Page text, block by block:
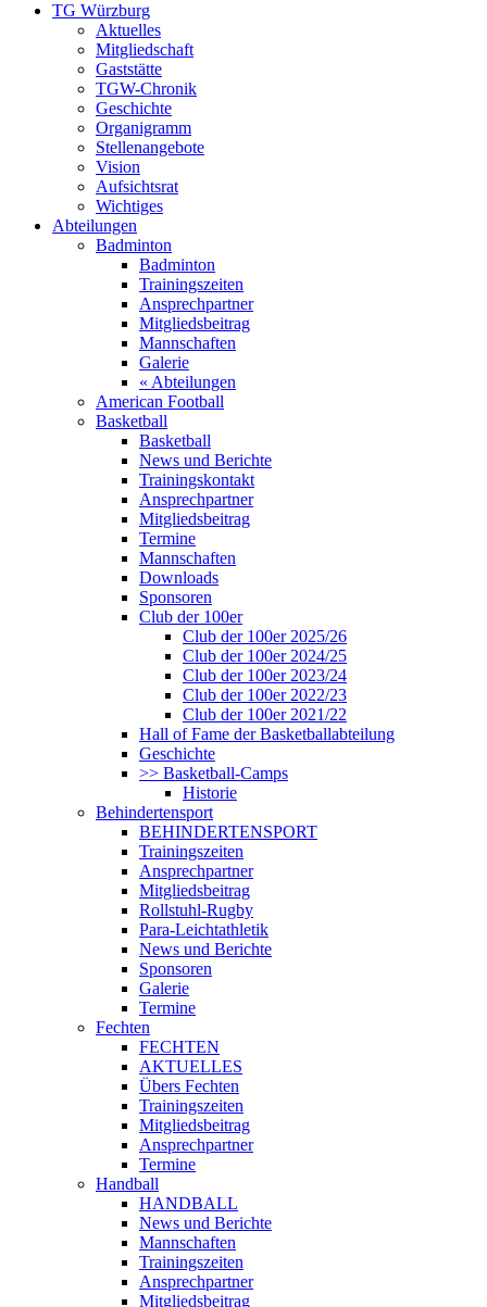
TG Würzburg
Aktuelles
Mitgliedschaft
Gaststätte
TGW-Chronik
Geschichte
Organigramm
Stellenangebote
Vision
Aufsichtsrat
Wichtiges
Abteilungen
Badminton
Badminton
Trainingszeiten
Ansprechpartner
Mitgliedsbeitrag
Mannschaften
Galerie
« Abteilungen
American Football
Basketball
Basketball
News und Berichte
Trainingskontakt
Ansprechpartner
Mitgliedsbeitrag
Termine
Mannschaften
Downloads
Sponsoren
Club der 100er
Club der 100er 2025/26
Club der 100er 2024/25
Club der 100er 2023/24
Club der 100er 2022/23
Club der 100er 2021/22
Hall of Fame der Basketballabteilung
Geschichte
>> Basketball-Camps
Historie
Behindertensport
BEHINDERTENSPORT
Trainingszeiten
Ansprechpartner
Mitgliedsbeitrag
Rollstuhl-Rugby
Para-Leichtathletik
News und Berichte
Sponsoren
Galerie
Termine
Fechten
FECHTEN
AKTUELLES
Übers Fechten
Trainingszeiten
Mitgliedsbeitrag
Ansprechpartner
Termine
Handball
HANDBALL
News und Berichte
Mannschaften
Trainingszeiten
Ansprechpartner
Mitgliedsbeitrag